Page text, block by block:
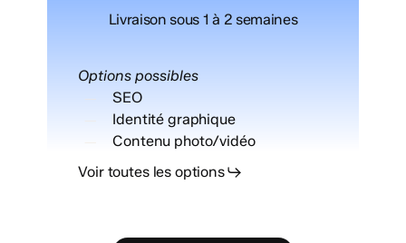
Livraison sous 1 à 2 semaines
Options possibles
SEO
Identité graphique
Contenu photo/vidéo
Voir toutes les options